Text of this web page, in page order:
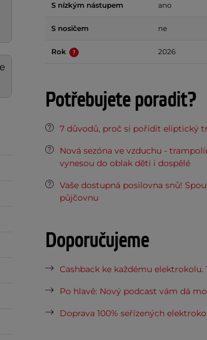
S nízkým nástupem ano
S nosičem ne
Rok 2026
Potřebujete poradit?
7 důvodů, proč si pořídit eliptický
Nová sezóna ve vzduchu -
vynesou do oblak děti i dospělé
Vaše dostupná posilovna snů!
půjčovnu
Doporučujeme
Cashback ke každému elektrokolu.
Po hlavě: Nový podcast vám dá
Doprava 100% seřízených